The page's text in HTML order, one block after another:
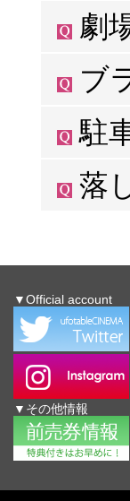
機材ト
劇
当劇場
ビール・ス
ブ
ブラン
駐
申し訳
尚、割引
落
▼Official account
▼その他情報